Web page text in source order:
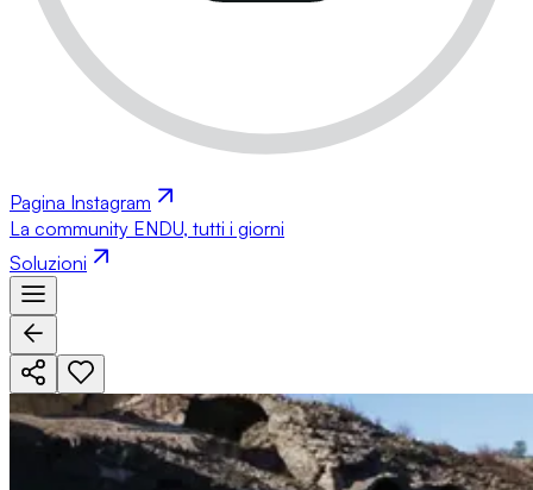
Pagina Instagram
La community ENDU, tutti i giorni
Soluzioni